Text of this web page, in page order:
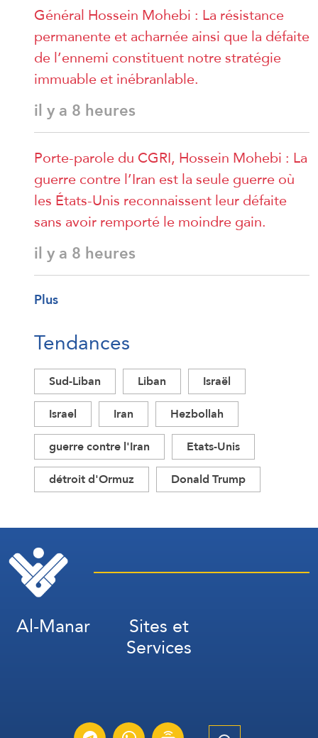
Général Hossein Mohebi : La résistance
permanente et acharnée ainsi que la défaite
de l’ennemi constituent notre stratégie
immuable et inébranlable.
il y a 8 heures
Porte-parole du CGRI, Hossein Mohebi : La
guerre contre l’Iran est la seule guerre où
les États-Unis reconnaissent leur défaite
sans avoir remporté le moindre gain.
il y a 8 heures
Plus
Tendances
Sud-Liban Liban
Israël
Israel
Iran
Hezbollah
guerre contre l'Iran
Etats-Unis
détroit d'Ormuz
Donald Trump
Al-Manar Sites et
Services